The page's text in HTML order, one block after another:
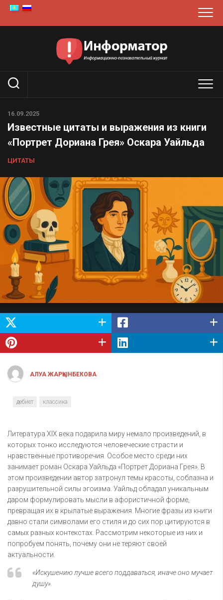
Перейти
содержанию
16.09.2025
Известные цитаты и выражения из книги
«Портрет Дориана Грея» Оскара Уайльда
ЦИТАТЫ
АЛУА ЖАРҚЫНБЕКОВА
әдебиет классика
Литература XIX века подарила миру немало произведений, в
которых тонко исследуются человеческие страсти и
нравственные противоречия. Особое место среди них
занимает роман Оскара Уайльда «Портрет Дориана Грея». В
этом произведении автор затронул темы красоты, соблазна и
разрушительной силы эгоизма. Уайльд обладал уникальным
даром формулировать мысли в афористичной форме,
превращая их в крылатые выражения. Многие фразы из книги
давно стали символами его стиля и до сих пор цитируются в
самых разных контекстах. Рассмотрим некоторые из них и
попробуем понять, почему они не теряют своей
актуальности.
«Искушению лучше всего поддаваться, иначе оно мучает
душу».